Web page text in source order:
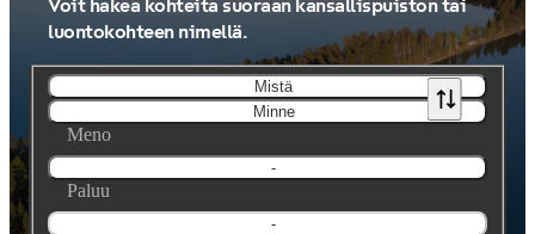
Voit hakea kohteita suoraan kansallispuiston tai
luontokohteen nimellä.
Mistä
Minne
Meno
-
Paluu
-